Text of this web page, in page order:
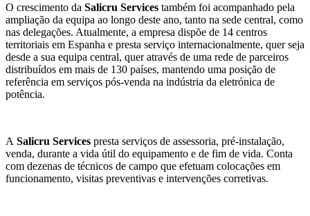
O crescimento da Salicru Services também foi acompanhado pela
ampliação da equipa ao longo deste ano, tanto na sede central, como
nas delegações. Atualmente, a empresa dispõe de 14 centros
territoriais em Espanha e presta serviço internacionalmente, quer seja
desde a sua equipa central, quer através de uma rede de parceiros
distribuídos em mais de 130 países, mantendo uma posição de
referência em serviços pós-venda na indústria da eletrónica de
potência.
A Salicru Services presta serviços de assessoria, pré-instalação,
venda, durante a vida útil do equipamento e de fim de vida. Conta
com dezenas de técnicos de campo que efetuam colocações em
funcionamento, visitas preventivas e intervenções corretivas.